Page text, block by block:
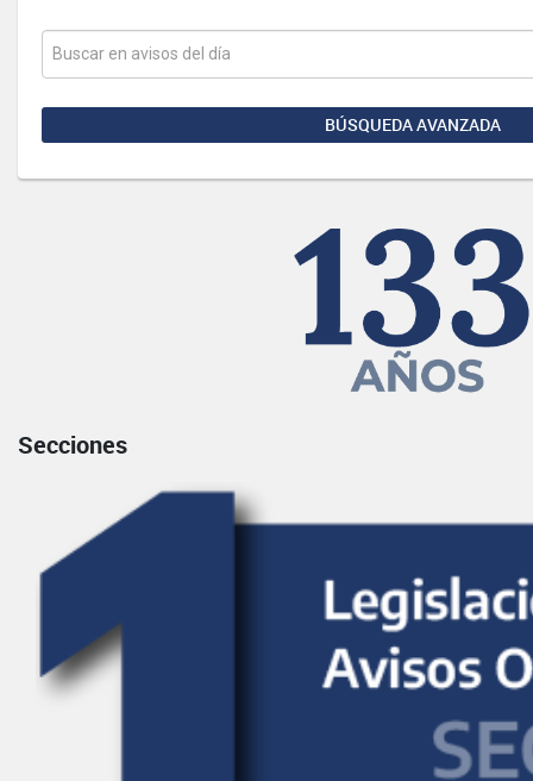
BÚSQUEDA AVANZADA
Secciones